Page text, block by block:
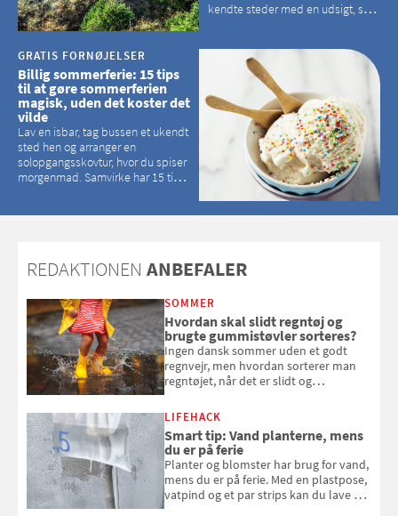
kendte steder med en udsigt, som
GRATIS FORNØJELSER
Billig sommerferie: 15 tips
til at gøre sommerferien
magisk, uden det koster det
vilde
Lav en isbar, tag bussen et ukendt
sted hen og arranger en
solopgangsskovtur, hvor du spiser
morgenmad. Samvirke har 15 tips
REDAKTIONEN ANBEFALER
SOMMER
Hvordan skal slidt regntøj og
brugte gummistøvler sorteres?
Ingen dansk sommer uden et godt
regnvejr, men hvordan sorterer man
regntøjet, når det er slidt og
LIFEHACK
Smart tip: Vand planterne, mens
du er på ferie
Planter og blomster har brug for vand,
mens du er på ferie. Med en plastpose,
vatpind og et par strips kan du lave dit